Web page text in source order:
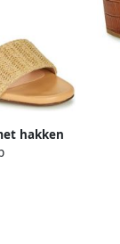
hakken